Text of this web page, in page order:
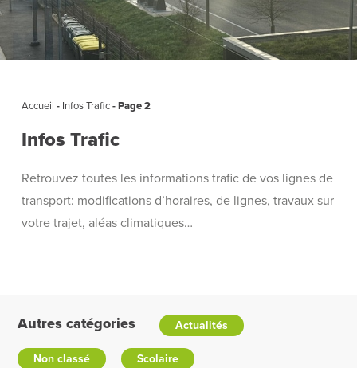
Accueil - Infos Trafic-Page 2
Infos Trafic
Retrouvez toutes les informations trafic de vos lignes de
transport: modifications d’horaires, de lignes, travaux sur
votre trajet, aléas climatiques…
Autres catégories Actualités
Non classé Scolaire